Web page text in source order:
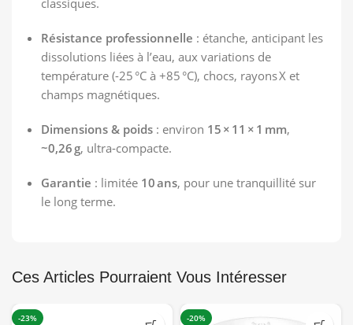
classiques.
Résistance professionnelle : étanche, anticipant les
dissolutions liées à l’eau, aux variations de
température (-25 °C à +85 °C), chocs, rayons X et
champs magnétiques.
Dimensions & poids : environ 15 × 11 × 1 mm,
~0,26 g, ultra‑compacte.
Garantie : limitée 10 ans, pour une tranquillité sur
le long terme.
Ces Articles Pourraient Vous Intéresser
-23% -20%